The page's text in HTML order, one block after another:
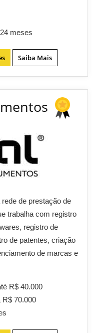
meses
Saiba Mais
de prestação de
trabalha com registro
registro de
de patentes, criação
de marcas e
R$ 40.000
R$ 70.000